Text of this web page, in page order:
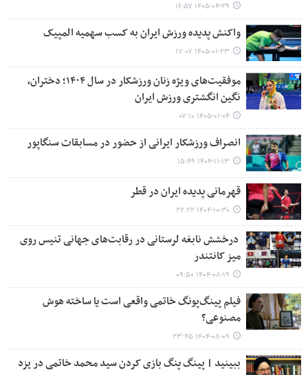
۱۴۰۵-۰۴-۲۹ ۱۶:۵۷
واکنش پدیده ورزش ایران به کسب سهمیه المپیک
۱۴۰۵-۰۱-۲۳ ۱۷:۰۷
موفقیت‌های ویژه زنان ورزشکار در سال ۱۴۰۴؛ دختران،
نگین انگشتری ورزش ایران
۱۴۰۵-۰۱-۰۴ ۰۷:۱۰
انصراف ورزشکار ایرانی از حضور در مسابقات سنگاپور
۱۴۰۴-۱۱-۱۳ ۱۵:۴۹
قهرمانی پدیده ایران در قطر
۱۴۰۴-۱۰-۳۰ ۲۲:۲۲
درخشش نابغه لرستانی در رقابت‌های جهانی تنیس روی
میز کانتندر
۱۴۰۴-۰۸-۱۹ ۰۹:۵۰
فیلم پینگ‌پونگ خاتمی واقعی است یا ساخته هوش
مصنوعی؟
۱۴۰۴-۰۸-۰۹ ۲۳:۴۵
ببینید | پینگ پنگ بازی کردن سید محمد خاتمی در یزد